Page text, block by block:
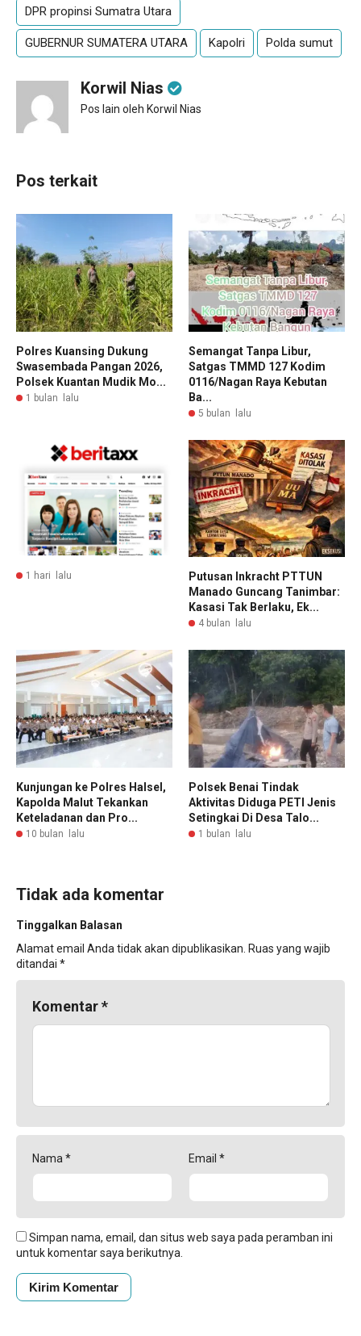
DPR propinsi Sumatra Utara
GUBERNUR SUMATERA UTARA Kapolri Polda sumut
Korwil Nias
Pos lain oleh Korwil Nias
Pos terkait
Polres Kuansing Dukung
Swasembada Pangan 2026,
Polsek Kuantan Mudik Mo...
1 bulan lalu
Semangat Tanpa Libur,
Satgas TMMD 127 Kodim
0116/Nagan Raya Kebutan
Ba...
5 bulan lalu
1 hari lalu
Putusan Inkracht PTTUN
Manado Guncang Tanimbar:
Kasasi Tak Berlaku, Ek...
4 bulan lalu
Kunjungan ke Polres Halsel,
Kapolda Malut Tekankan
Keteladanan dan Pro...
10 bulan lalu
Polsek Benai Tindak
Aktivitas Diduga PETI Jenis
Setingkai Di Desa Talo...
1 bulan lalu
Tidak ada komentar
Tinggalkan Balasan
Alamat email Anda tidak akan dipublikasikan. Ruas yang wajib
ditandai *
Komentar*
Nama * Email *
Simpan nama, email, dan situs web saya pada peramban ini
untuk komentar saya berikutnya.